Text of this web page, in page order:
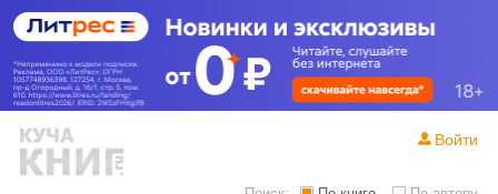
Войти